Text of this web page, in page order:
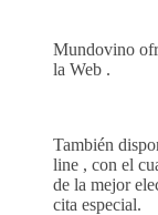
Mundovino
la Web .
También
line , con el
de la mejor
cita especial.